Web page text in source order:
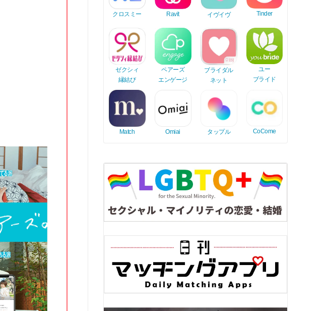
クロスミー Ravit イヴイヴ Tinder
ゼクシィ
縁結び
ペアーズ
エンゲージ
ブライダル
ネット
ユー
ブライド
Match Omiai タップル CoCome